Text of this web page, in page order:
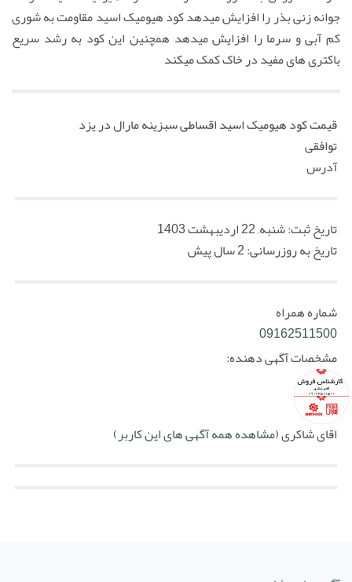
g
s
u
l
l
r
e
e
جوانه زنی بذر را افزایش میدهد کود هیومیک اسید مقاومت به شوری
کم آبی و سرما را افزایش میدهد همچنین این کود به رشد سریع
باکتری های مفید در خاک کمک میکند
قیمت کود هیومیک اسید اقساطی سبزینه مارال در یزد
توافقی
آدرس
تاریخ ثبت:شنبه, 22 اردیبهشت 1403
تاریخ به روزرسانی:2 سال پیش
شماره همراه
09162511500
مشخصات آگهی دهنده:
اقای شاکری(مشاهده همه آگهی های این کاربر)